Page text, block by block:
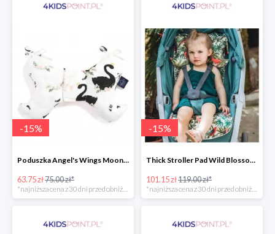
-15%
Poduszka Angel's Wings Moonlight Swan Powder Pink La Millou -15%
63.75 zł75.00 zł*
-15%
Thick Stroller Pad Wild Blossom Powder Pink Velvet Collection La Millou -15%
101.15 zł119.00 zł*